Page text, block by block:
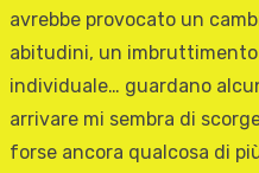
avrebbe provocato un
abitudini, un
individuale… guardano
arrivare mi sembra di
forse ancora qualcosa di